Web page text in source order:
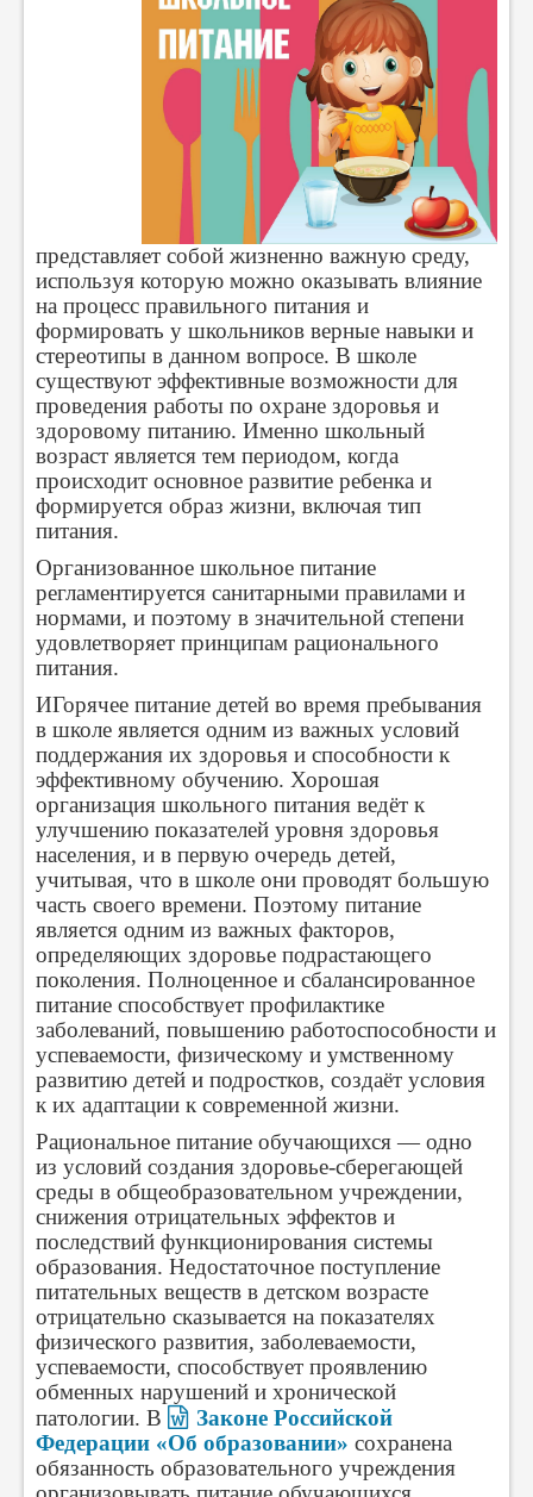
представляет собой жизненно важную среду,
используя которую можно оказывать влияние
на процесс правильного питания и
формировать у школьников верные навыки и
стереотипы в данном вопросе. В школе
существуют эффективные возможности для
проведения работы по охране здоровья и
здоровому питанию. Именно школьный
возраст является тем периодом, когда
происходит основное развитие ребенка и
формируется образ жизни, включая тип
питания.
Организованное школьное питание
регламентируется санитарными правилами и
нормами, и поэтому в значительной степени
удовлетворяет принципам рационального
питания.
ИГорячее питание детей во время пребывания
в школе является одним из важных условий
поддержания их здоровья и способности к
эффективному обучению. Хорошая
организация школьного питания ведёт к
улучшению показателей уровня здоровья
населения, и в первую очередь детей,
учитывая, что в школе они проводят большую
часть своего времени. Поэтому питание
является одним из важных факторов,
определяющих здоровье подрастающего
поколения. Полноценное и сбалансированное
питание способствует профилактике
заболеваний, повышению работоспособности и
успеваемости, физическому и умственному
развитию детей и подростков, создаёт условия
к их адаптации к современной жизни.
Рациональное питание обучающихся — одно
из условий создания здоровье-сберегающей
среды в общеобразовательном учреждении,
снижения отрицательных эффектов и
последствий функционирования системы
образования. Недостаточное поступление
питательных веществ в детском возрасте
отрицательно сказывается на показателях
физического развития, заболеваемости,
успеваемости, способствует проявлению
обменных нарушений и хронической
патологии. В
Законе Российской
Федерации «Об образовании» сохранена
обязанность образовательного учреждения